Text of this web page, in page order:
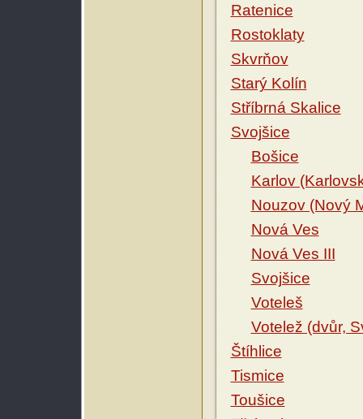
Ratenice
Rostoklaty
Skvrňov
Starý Kolín
Stříbrná Skalice
Svojšice
Bošice
Karlov
Nouzov (Nový
Nová Ves
Nová Ves III
Svojšice
Voteleš
Votelež (dvůr,
Štíhlice
Tismice
Toušice